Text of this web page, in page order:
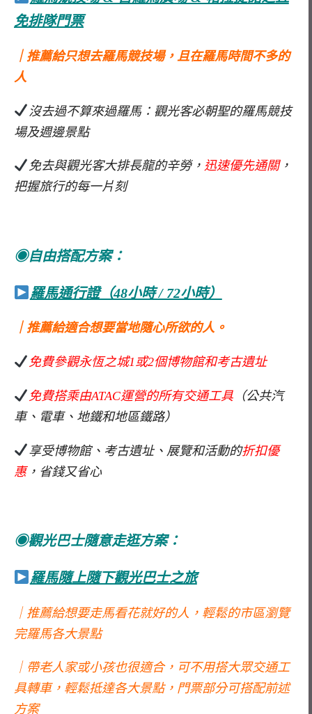
免排隊門票
｜推薦給只想去羅馬競技場，且在羅馬時間不多的
人
沒去過不算來過羅馬：觀光客必朝聖的羅馬競技
場及週邊景點
免去與觀光客大排長龍的辛勞， 迅速優先通關，
把握旅行的每一片刻
◉自由搭配方案：
羅馬通行證（48小時 / 72小時）
｜推薦給適合想要當地隨心所欲的人。
免費參觀永恆之城1或2個博物館和考古遺址
免費搭乘由ATAC運營的所有交通工具（公共汽
車、電車、地鐵和地區鐵路）
享受博物館、考古遺址、展覽和活動的折扣優
惠，省錢又省心
◉觀光巴士隨意走逛方案：
羅馬隨上隨下觀光巴士之旅
｜推薦給想要走馬看花就好的人，輕鬆的市區瀏覽
完羅馬各大景點
｜帶老人家或小孩也很適合，可不用搭大眾交通工
具轉車，輕鬆抵達各大景點，門票部分可搭配前述
方案